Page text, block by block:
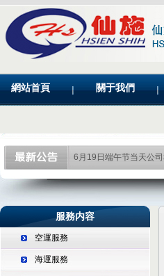
網站首頁 關于我們
6月19日端午节当天公
服務内容
空運服務
海運服務